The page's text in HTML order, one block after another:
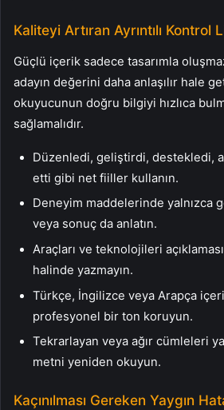
Kaliteyi Artıran Ayrıntılı Kontrol
Güçlü içerik sadece tasarımla
adayın değerini daha anlaşılır hale
okuyucunun doğru bilgiyi hızlıca
sağlamalıdır.
Düzenledi, geliştirdi, destekledi,
etti gibi net fiiller kullanın.
Deneyim maddelerinde yalnızca
veya sonuç da anlatın.
Araçları ve teknolojileri
halinde yazmayın.
Türkçe, İngilizce veya Arapça
profesyonel bir ton koruyun.
Tekrarlayan veya ağır cümleleri
metni yeniden okuyun.
Kaçınılması Gereken Yaygın